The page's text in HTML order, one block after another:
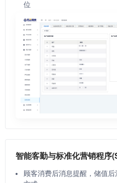
位
智能客勤与标准化营销程序
顾客消费后消息提醒，储值